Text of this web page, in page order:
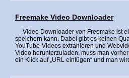
Freemake Video Downloader
Video Downloader von Freemake ist
speichern kann. Dabei gibt es keinen
YouTube-Videos extrahieren und
Video herunterzuladen, muss man
ein Klick auf „URL einfügen“ und man